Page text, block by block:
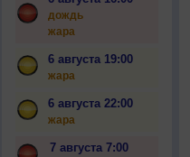
дождь
жара
6 августа 19:00
жара
6 августа 22:00
жара
7 августа 7:00